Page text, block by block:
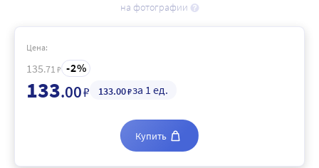
на фотографии
Цена:
135.71 ₽ 2
133.00₽ 133.00₽за 1 ед.
Купить